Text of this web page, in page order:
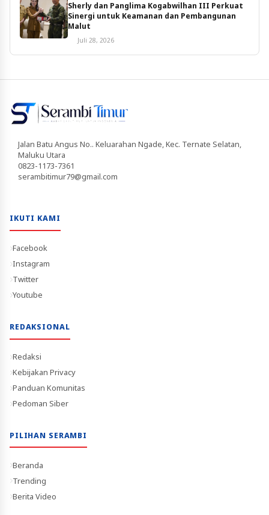
Sherly dan Panglima Kogabwilhan III Perkuat
Sinergi untuk Keamanan dan Pembangunan
Malut
Juli 28, 2026
Jalan Batu Angus No.. Keluarahan Ngade, Kec. Ternate Selatan,
Maluku Utara
0823-1173-7361
serambitimur79@gmail.com
IKUTI KAMI
Facebook
Instagram
Twitter
Youtube
REDAKSIONAL
Redaksi
Kebijakan Privacy
Panduan Komunitas
Pedoman Siber
PILIHAN SERAMBI
Beranda
Trending
Berita Video